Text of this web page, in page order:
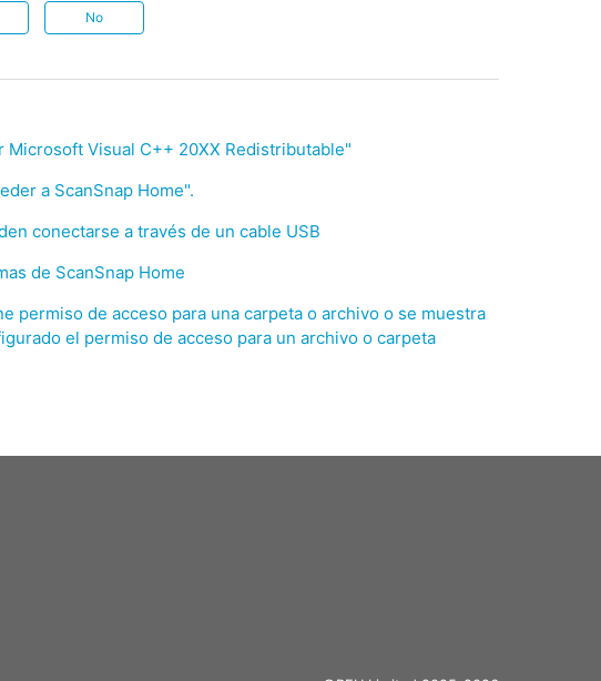
No
Visual C++ 20XX Redistributable"
a ScanSnap Home".
conectarse a través de un cable USB
de ScanSnap Home
permiso de acceso para una carpeta o archivo o se muestra
el permiso de acceso para un archivo o carpeta